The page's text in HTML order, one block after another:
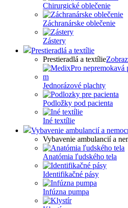
Chirurgické oblečenie
Záchranárske oblečenie
Zástery
Prestieradlá a textílie
Prestieradlá a textílie
Jednorázové plachty
Podložky pod pacienta
Iné textílie
Vybavenie ambulancií a
Vybavenie ambulancií a
Anatómia ľudského tela
Identifikačné pásy
Infúzna pumpa